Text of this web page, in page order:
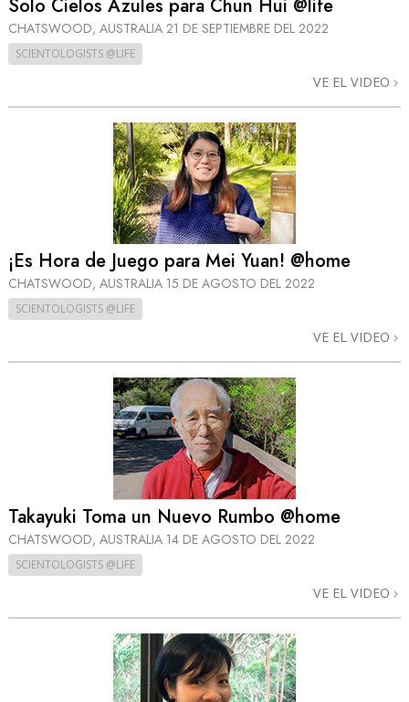
Solo Cielos Azules para Chun Hui @life
CHATSWOOD, AUSTRALIA 21 DE SEPTIEMBRE DEL 2022
SCIENTOLOGISTS @LIFE
VE EL VIDEO
¡Es Hora de Juego para Mei Yuan! @home
CHATSWOOD, AUSTRALIA 15 DE AGOSTO DEL 2022
SCIENTOLOGISTS @LIFE
VE EL VIDEO
Takayuki Toma un Nuevo Rumbo @home
CHATSWOOD, AUSTRALIA 14 DE AGOSTO DEL 2022
SCIENTOLOGISTS @LIFE
VE EL VIDEO